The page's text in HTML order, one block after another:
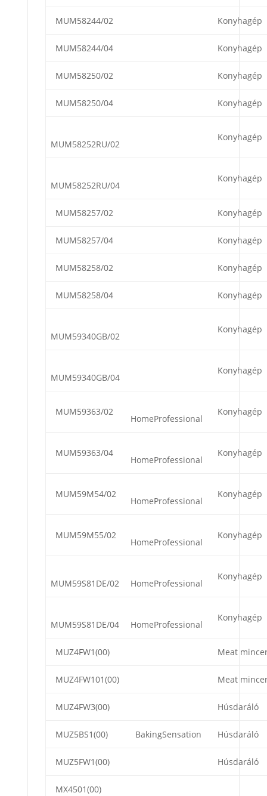
MUM58244/02 Konyhagép
MUM58244/04 Konyhagép
MUM58250/02 Konyhagép
MUM58250/04 Konyhagép
MUM58252RU/02
Konyhagép
MUM58252RU/04
Konyhagép
MUM58257/02 Konyhagép
MUM58257/04 Konyhagép
MUM58258/02 Konyhagép
MUM58258/04 Konyhagép
MUM59340GB/02
Konyhagép
MUM59340GB/04
Konyhagép
MUM59363/02
HomeProfessional
Konyhagép
MUM59363/04
HomeProfessional
Konyhagép
MUM59M54/02
HomeProfessional
Konyhagép
MUM59M55/02
HomeProfessional
Konyhagép
MUM59S81DE/02 HomeProfessional
Konyhagép
MUM59S81DE/04 HomeProfessional
Konyhagép
MUZ4FW1(00) Meat
MUZ4FW101(00) Meat
MUZ4FW3(00) Húsdaráló
MUZ5BS1(00) BakingSensation Húsdaráló
MUZ5FW1(00) Húsdaráló
MX4501(00)